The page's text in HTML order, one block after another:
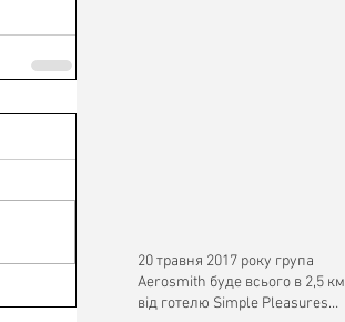
20 травня 2017 року група
Aerosmith буде всього в 2,5 км
від готелю Simple Pleasures